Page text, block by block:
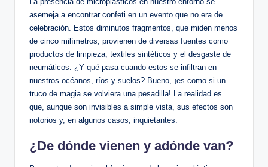
asemeja a encontrar confeti en un evento que no era de
celebración. Estos diminutos fragmentos, que miden menos
de cinco milímetros, provienen de diversas fuentes como
productos de limpieza, textiles sintéticos y el desgaste de
neumáticos. ¿Y qué pasa cuando estos se infiltran en
nuestros océanos, ríos y suelos? Bueno, ¡es como si un
truco de magia se volviera una pesadilla! La realidad es
que, aunque son invisibles a simple vista, sus efectos son
notorios y, en algunos casos, inquietantes.
¿De dónde vienen y adónde van?